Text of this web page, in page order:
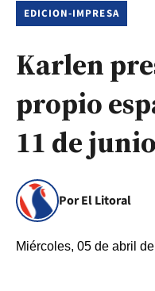
EDICION-IMPRESA
Karlen
propio
11 de junio
Por El Litoral
Miércoles, 05 de abril